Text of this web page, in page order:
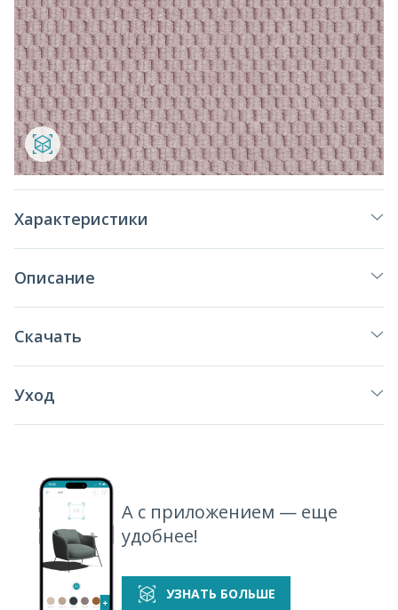
Характеристики
Описание
Скачать
Уход
А с приложением — еще
удобнее!
УЗНАТЬ БОЛЬШЕ